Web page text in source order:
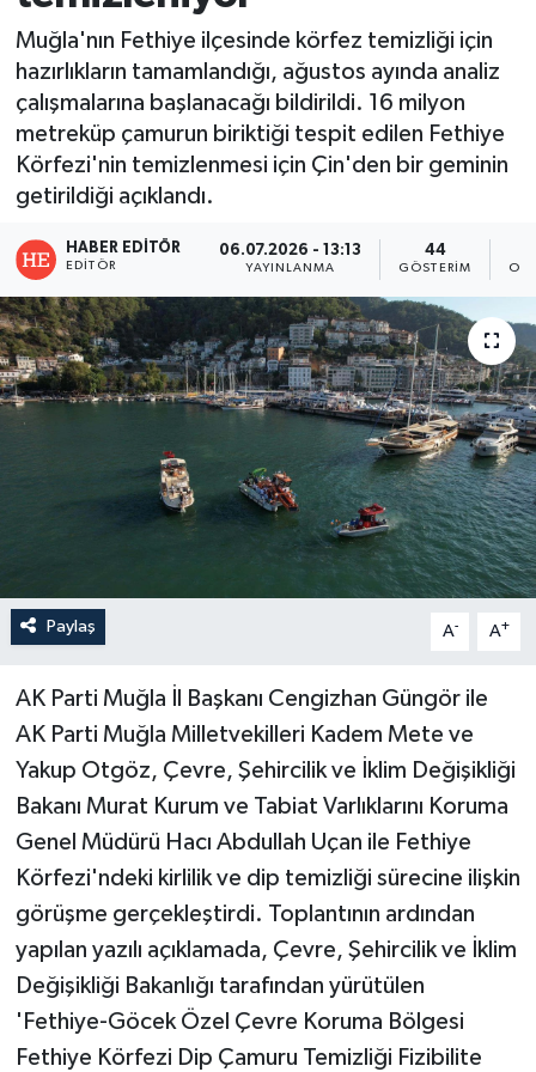
Muğla'nın Fethiye ilçesinde körfez temizliği için
hazırlıkların tamamlandığı, ağustos ayında analiz
çalışmalarına başlanacağı bildirildi. 16 milyon
metreküp çamurun biriktiği tespit edilen Fethiye
Körfezi'nin temizlenmesi için Çin'den bir geminin
getirildiği açıklandı.
HABER EDITÖR
EDITÖR
06.07.2026 - 13:13
YAYINLANMA
44
GÖSTERIM
Paylaş A- A+
AK Parti Muğla İl Başkanı Cengizhan Güngör ile
AK Parti Muğla Milletvekilleri Kadem Mete ve
Yakup Otgöz, Çevre, Şehircilik ve İklim Değişikliği
Bakanı Murat Kurum ve Tabiat Varlıklarını Koruma
Genel Müdürü Hacı Abdullah Uçan ile Fethiye
Körfezi'ndeki kirlilik ve dip temizliği sürecine ilişkin
görüşme gerçekleştirdi. Toplantının ardından
yapılan yazılı açıklamada, Çevre, Şehircilik ve İklim
Değişikliği Bakanlığı tarafından yürütülen
'Fethiye-Göcek Özel Çevre Koruma Bölgesi
Fethiye Körfezi Dip Çamuru Temizliği Fizibilite